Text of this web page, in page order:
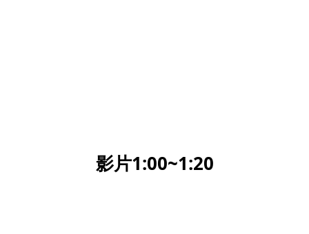
影片1:00~1:20